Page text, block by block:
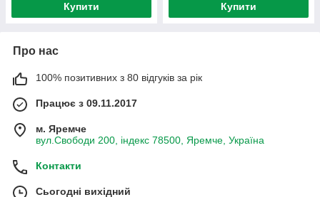
Купити Купити
Про нас
100% позитивних з 80 відгуків за рік
Працює з 09.11.2017
м. Яремче
вул.Свободи 200, індекс 78500, Яремче, Україна
Контакти
Сьогодні вихідний